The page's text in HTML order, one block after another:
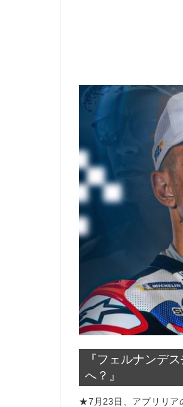
『フェルナンデ
へ？』
★7月23日、アプリリア